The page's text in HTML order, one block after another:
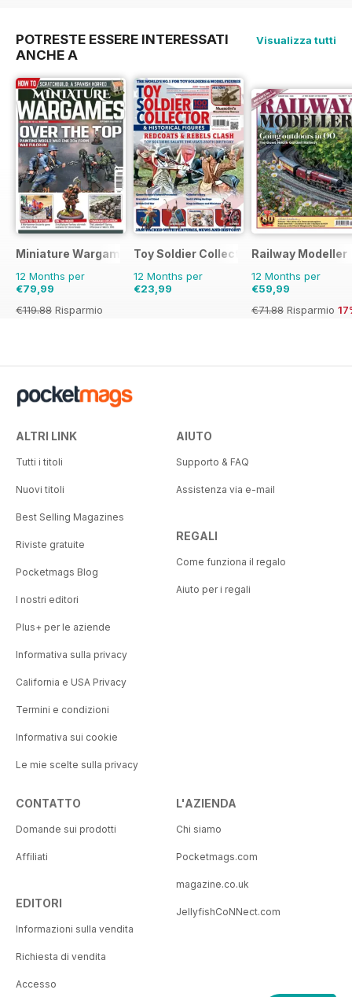
POTRESTE ESSERE INTERESSATI
ANCHE A
Visualizza tutti
Miniature Wargames
12 Months per
€79,99
€119.88 Risparmio
Toy Soldier Collector and Historical
12 Months per
€23,99
Railway Modeller
12 Months per
€59,99
€71.88 Risparmio
ALTRI LINK
Tutti i titoli
Nuovi titoli
Best Selling Magazines
Riviste gratuite
Pocketmags Blog
I nostri editori
Plus+ per le aziende
Informativa sulla privacy
California e USA Privacy
Termini e condizioni
Informativa sui cookie
Le mie scelte sulla privacy
AIUTO
Supporto & FAQ
Assistenza via e-mail
REGALI
Come funziona il regalo
Aiuto per i regali
CONTATTO
Domande sui prodotti
Affiliati
EDITORI
Informazioni sulla vendita
Richiesta di vendita
Accesso
L'AZIENDA
Chi siamo
Pocketmags.com
magazine.co.uk
JellyfishCoNNect.com